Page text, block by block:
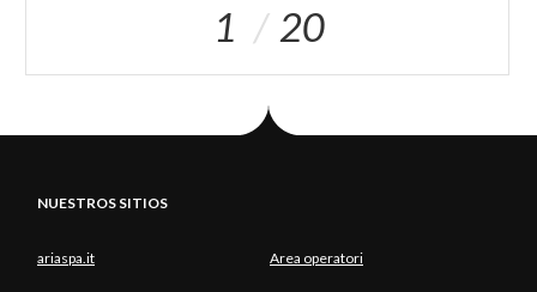
1 20
NUESTROS SITIOS
ariaspa.it Area operatori